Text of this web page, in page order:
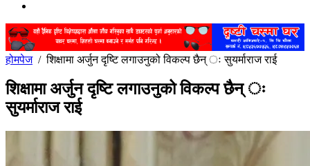
होमपेज/शिक्षामा अर्जुन दृष्टि लगाउनुको विकल्प छैन् ः सुयर्माराज राई
शिक्षामा अर्जुन दृष्टि लगाउनुको विकल्प छैन् ः
सुयर्माराज राई